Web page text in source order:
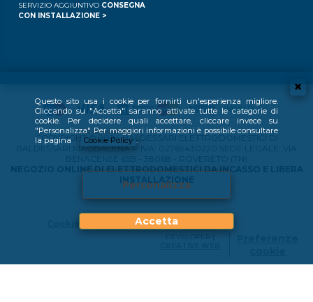
Questo sito usa i cookie per fornirti un'esperienza migliore.
Cliccando su "Accetta" saranno attivate tutte le categorie di
cookie. Per decidere quali accettare, cliccare invece su
"Personalizza". Per maggiori informazioni è possibile consultare
la pagina
Cookie Policy .
Personalizza
Accetta
SERVIZIO AGGIUNTIVO CONSEGNA
CON INSTALLAZIONE >
COPYRIGHT © 2024 BALDESSARI ELETTRODOMESTICI DI
BALDESSARI MAGDALENA P.IVA: 02769430220 SEDE LEGALE: VIA
NEGOZIO ONLINE DI ELETTRODOMESTICI DA INCASSO E LIBERA
INSTALLAZIONE
DEVELOPER |